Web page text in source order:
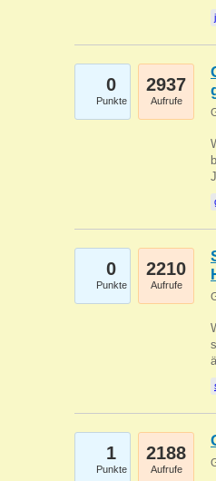
0
Punkte
2937
Aufrufe
0
Punkte
2210
Aufrufe
1
Punkte
2188
Aufrufe